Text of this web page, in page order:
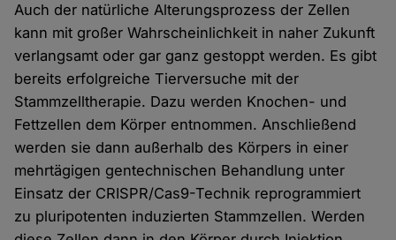
Auch der natürliche Alterungsprozess der Zellen
kann mit großer Wahrscheinlichkeit in naher Zukunft
verlangsamt oder gar ganz gestoppt werden. Es gibt
bereits erfolgreiche Tierversuche mit der
Stammzelltherapie. Dazu werden Knochen- und
Fettzellen dem Körper entnommen. Anschließend
werden sie dann außerhalb des Körpers in einer
mehrtägigen gentechnischen Behandlung unter
Einsatz der CRISPR/Cas9-Technik reprogrammiert
zu pluripotenten induzierten Stammzellen. Werden